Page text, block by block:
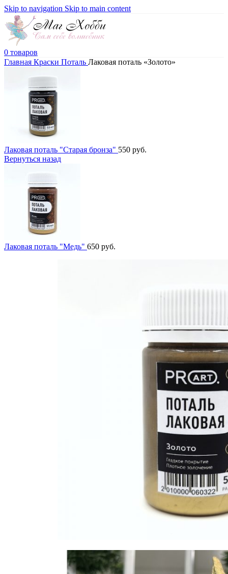
Skip to navigation Skip to main content
0 товаров
Главная Краски Поталь Лаковая поталь «Золото»
Лаковая поталь "Старая бронза" 550 руб.
Вернуться назад
Лаковая поталь "Медь" 650 руб.